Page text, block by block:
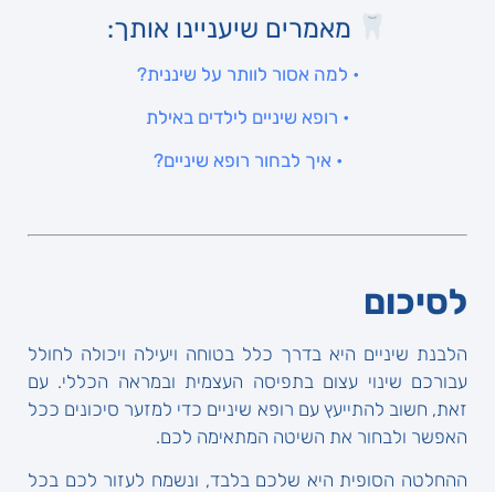
מאמרים שיעניינו אותך:
• למה אסור לוותר על שיננית?
• רופא שיניים לילדים באילת
• איך לבחור רופא שיניים?
לסיכום
הלבנת שיניים היא בדרך כלל בטוחה ויעילה ויכולה לחולל
עבורכם שינוי עצום בתפיסה העצמית ובמראה הכללי. עם
זאת, חשוב להתייעץ עם רופא שיניים כדי למזער סיכונים ככל
האפשר ולבחור את השיטה המתאימה לכם.
ההחלטה הסופית היא שלכם בלבד, ונשמח לעזור לכם בכל